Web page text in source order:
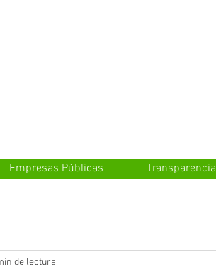
Empresas Públicas Transparencia
de lectura